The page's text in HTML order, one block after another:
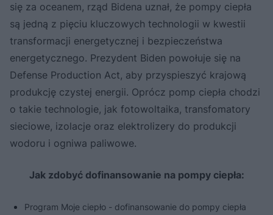
się za oceanem, rząd Bidena uznał, że pompy ciepła
są jedną z pięciu kluczowych technologii w kwestii
transformacji energetycznej i bezpieczeństwa
energetycznego. Prezydent Biden powołuje się na
Defense Production Act, aby przyspieszyć krajową
produkcję czystej energii. Oprócz pomp ciepła chodzi
o takie technologie, jak fotowoltaika, transfomatory
sieciowe, izolacje oraz elektrolizery do produkcji
wodoru i ogniwa paliwowe.
Jak zdobyć dofinansowanie na pompy ciepła:
Program Moje ciepło - dofinansowanie do pompy ciepła